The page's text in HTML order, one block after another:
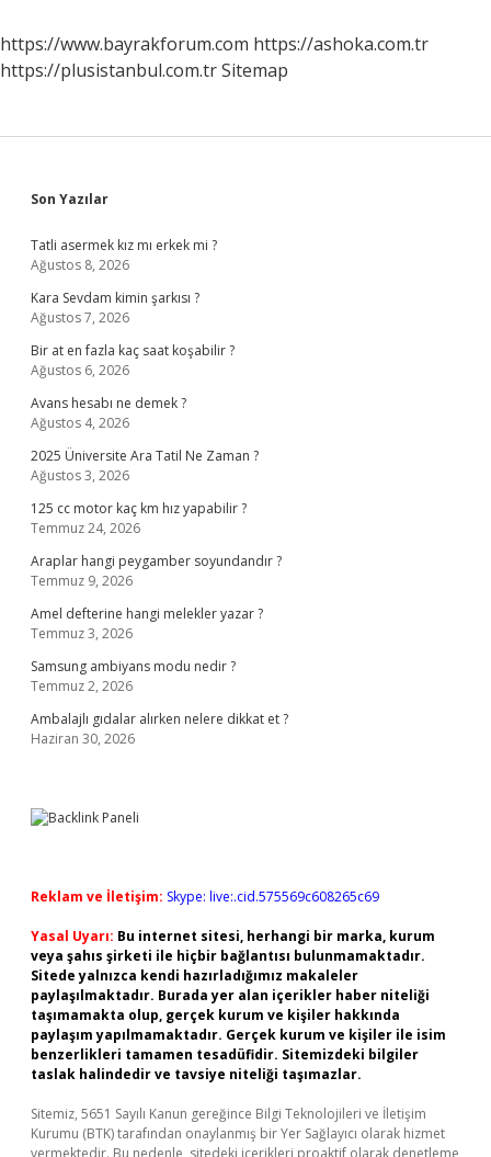
https://www.bayrakforum.com https://ashoka.com.tr
https://plusistanbul.com.trSitemap
Sidebar
Son Yazılar
Tatli asermek kız mı erkek mi ?
Ağustos 8, 2026
Kara Sevdam kimin şarkısı ?
Ağustos 7, 2026
Bir at en fazla kaç saat koşabilir ?
Ağustos 6, 2026
Avans hesabı ne demek ?
Ağustos 4, 2026
2025 Üniversite Ara Tatil Ne Zaman ?
Ağustos 3, 2026
125 cc motor kaç km hız yapabilir ?
Temmuz 24, 2026
Araplar hangi peygamber soyundandır ?
Temmuz 9, 2026
Amel defterine hangi melekler yazar ?
Temmuz 3, 2026
Samsung ambiyans modu nedir ?
Temmuz 2, 2026
Ambalajlı gıdalar alırken nelere dikkat et ?
Haziran 30, 2026
Reklam ve İletişim: Skype: live:.cid.575569c608265c69
Yasal Uyarı: Bu internet sitesi, herhangi bir marka, kurum
veya şahıs şirketi ile hiçbir bağlantısı bulunmamaktadır.
Sitede yalnızca kendi hazırladığımız makaleler
paylaşılmaktadır. Burada yer alan içerikler haber niteliği
taşımamakta olup, gerçek kurum ve kişiler hakkında
paylaşım yapılmamaktadır. Gerçek kurum ve kişiler ile isim
benzerlikleri tamamen tesadüfidir. Sitemizdeki bilgiler
taslak halindedir ve tavsiye niteliği taşımazlar.
Sitemiz, 5651 Sayılı Kanun gereğince Bilgi Teknolojileri ve İletişim
Kurumu (BTK) tarafından onaylanmış bir Yer Sağlayıcı olarak hizmet
vermektedir. Bu nedenle, sitedeki içerikleri proaktif olarak denetleme